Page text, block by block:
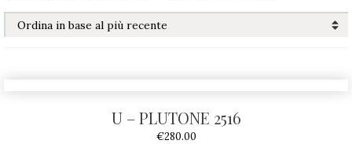
U – PLUTONE 2516
€280.00